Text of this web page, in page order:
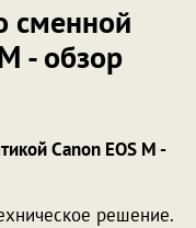
сменной
- обзор
Canon EOS M -
решение.